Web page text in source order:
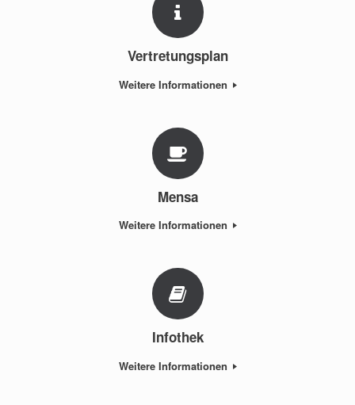
Vertretungsplan
Weitere Informationen
Mensa
Weitere Informationen
Infothek
Weitere Informationen